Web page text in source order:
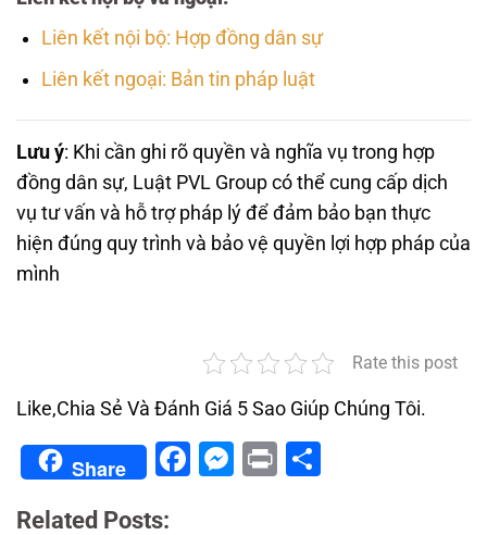
Liên kết nội bộ: Hợp đồng dân sự
Liên kết ngoại: Bản tin pháp luật
Lưu ý: Khi cần ghi rõ quyền và nghĩa vụ trong hợp
đồng dân sự, Luật PVL Group có thể cung cấp dịch
vụ tư vấn và hỗ trợ pháp lý để đảm bảo bạn thực
hiện đúng quy trình và bảo vệ quyền lợi hợp pháp của
mình
Rate this post
Like,Chia Sẻ Và Đánh Giá 5 Sao Giúp Chúng Tôi.
Share Facebook
Messenger
Print
Related Posts: